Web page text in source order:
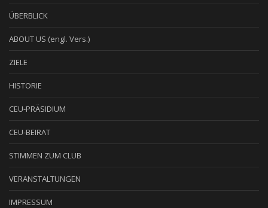
ÜBERBLICK
ABOUT US (engl. Vers.)
ZIELE
HISTORIE
CEU-PRÄSIDIUM
CEU-BEIRAT
STIMMEN ZUM CLUB
VERANSTALTUNGEN
IMPRESSUM